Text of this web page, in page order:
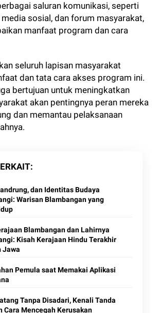
saluran komunikasi, seperti
sosial, dan forum masyarakat,
manfaat program dan cara
seluruh lapisan masyarakat
dan tata cara akses program ini.
bertujuan untuk meningkatkan
akan pentingnya peran mereka
dan memantau pelaksanaan
dan Identitas Budaya
Warisan Blambangan yang
Blambangan dan Lahirnya
Kisah Kerajaan Hindu Terakhir
Jawa
Pemula saat Memakai Aplikasi
Tanpa Disadari, Kenali Tanda
Cara Mencegah Kerusakan